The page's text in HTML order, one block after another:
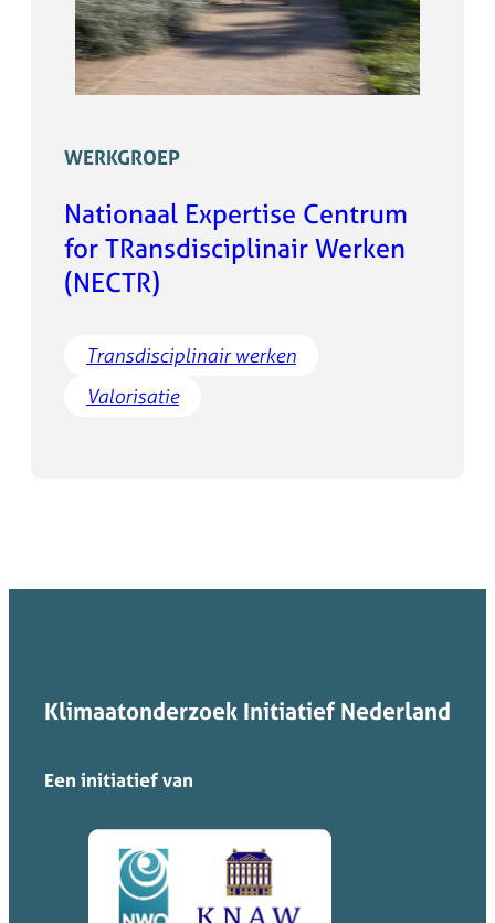
WERKGROEP
Nationaal Expertise Centrum
for TRansdisciplinair Werken
(NECTR)
Transdisciplinair werken
Valorisatie
Klimaatonderzoek Initiatief Nederland
Een initiatief van